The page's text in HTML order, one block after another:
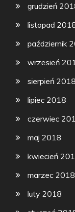
grudzień
listopad
październik
wrzesień
sierpień 2018
lipiec 2018
czerwiec
maj 2018
kwiecień
marzec 2018
luty 2018